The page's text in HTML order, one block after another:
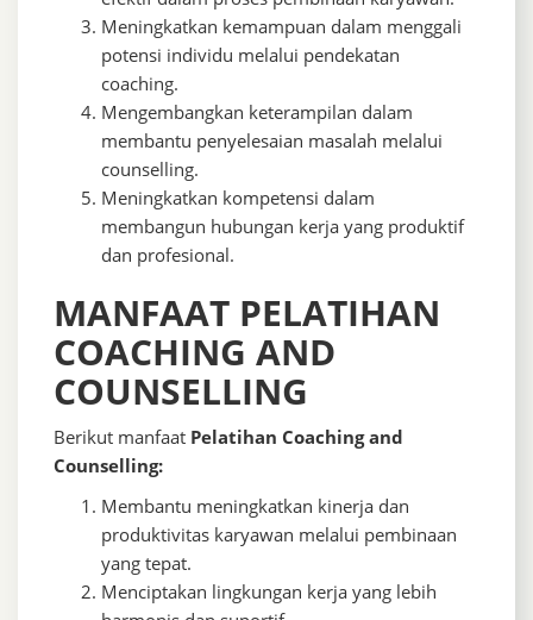
Meningkatkan kemampuan dalam menggali
potensi individu melalui pendekatan
coaching.
Mengembangkan keterampilan dalam
membantu penyelesaian masalah melalui
counselling.
Meningkatkan kompetensi dalam
membangun hubungan kerja yang produktif
dan profesional.
MANFAAT PELATIHAN
COACHING AND
COUNSELLING
Berikut manfaat Pelatihan Coaching and
Counselling:
Membantu meningkatkan kinerja dan
produktivitas karyawan melalui pembinaan
yang tepat.
Menciptakan lingkungan kerja yang lebih